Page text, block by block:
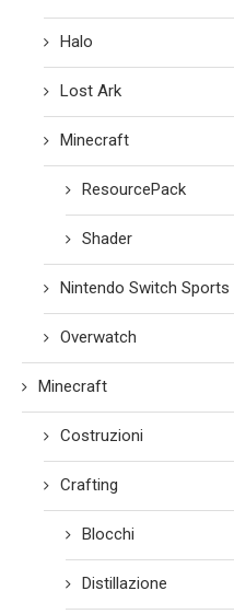
Halo
Lost Ark
Minecraft
ResourcePack
Shader
Nintendo Switch Sports
Overwatch
Minecraft
Costruzioni
Crafting
Blocchi
Distillazione